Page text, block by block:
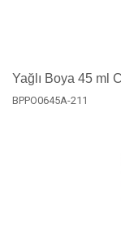
Yağlı Boya 45 ml
BPPO0645A-211